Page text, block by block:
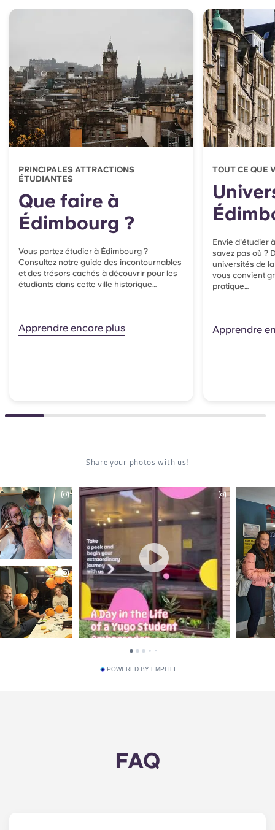
PRINCIPALES ATTRACTIONS
ÉTUDIANTES
Que faire à
Édimbourg ?
Vous partez étudier à Édimbourg ?
Consultez notre guide des incontournables
et des trésors cachés à découvrir pour les
étudiants dans cette ville historique…
Apprendre encore plus
TOUT CE QUE
Envie d'étudier
savez pas où ?
universités de
vous convient
pratique…
Apprendre
POWERED BY EMPLIFI
FAQ